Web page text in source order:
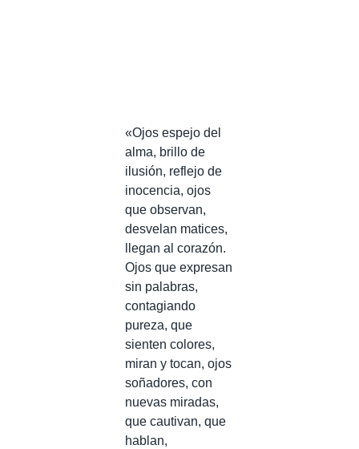
«Ojos espejo del
alma, brillo de
ilusión, reflejo de
inocencia, ojos
que observan,
desvelan matices,
llegan al corazón.
Ojos que expresan
sin palabras,
contagiando
pureza, que
sienten colores,
miran y tocan, ojos
soñadores, con
nuevas miradas,
que cautivan, que
hablan,